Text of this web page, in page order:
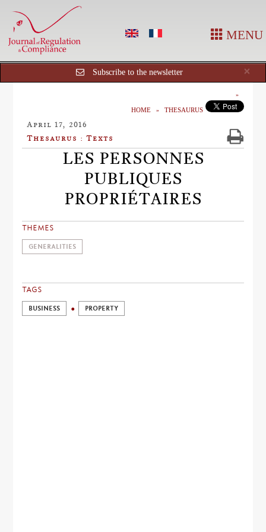
MENU
×
Subscribe to the newsletter
HOME THESAURUS
April 17, 2016
Thesaurus : Texts
LES PERSONNES
PUBLIQUES
PROPRIÉTAIRES
THEMES
GENERALITIES
TAGS
BUSINESS PROPERTY